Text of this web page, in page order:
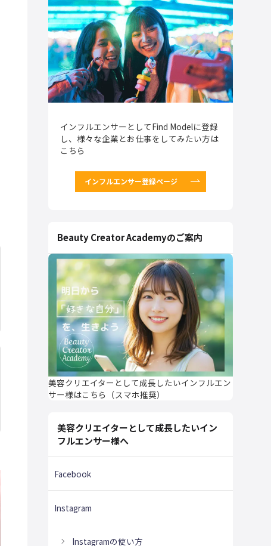
インフルエンサーとしてFind Modelに登録
し、様々な企業とお仕事をしてみたい方は
こちら
インフルエンサー登録ページ
Beauty Creator Academyのご案内
美容クリエイターとして成長したいインフルエン
サー様はこちら（スマホ推奨）
美容クリエイターとして成長したいイン
フルエンサー様へ
Facebook
Instagram
Instagramの使い方